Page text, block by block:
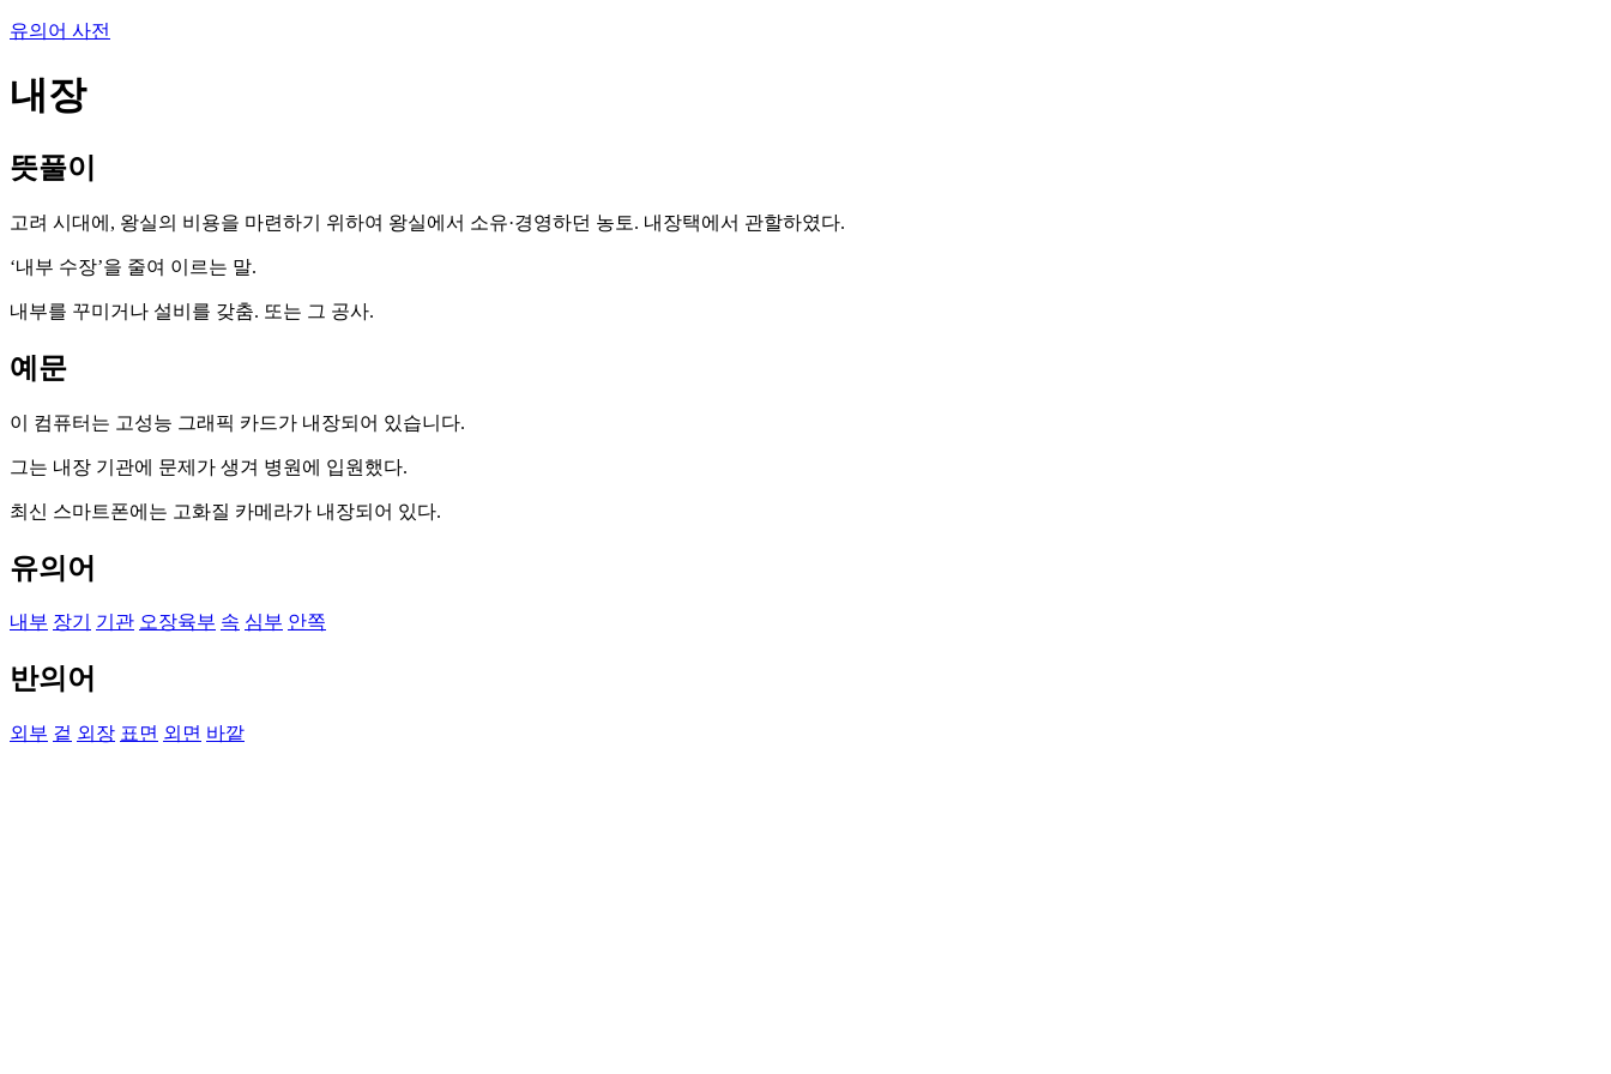
유의어 사전
내장
뜻풀이
고려 시대에, 왕실의 비용을 마련하기 위하여 왕실에서 소유·경영하던 농토. 내장택에서 관할하였다.
‘내부 수장’을 줄여 이르는 말.
내부를 꾸미거나 설비를 갖춤. 또는 그 공사.
예문
이 컴퓨터는 고성능 그래픽 카드가 내장되어 있습니다.
그는 내장 기관에 문제가 생겨 병원에 입원했다.
최신 스마트폰에는 고화질 카메라가 내장되어 있다.
유의어
내부 장기 기관 오장육부 속 심부 안쪽
반의어
외부 겉 외장 표면 외면 바깥